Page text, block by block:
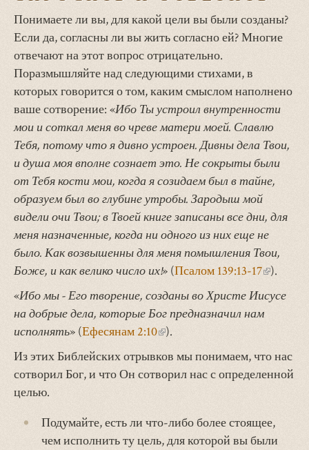
Понимаете ли вы, для какой цели вы были созданы?
Если да, согласны ли вы жить согласно ей? Многие
отвечают на этот вопрос отрицательно.
Поразмышляйте над следующими стихами, в
которых говорится о том, каким смыслом наполнено
ваше сотворение: «Ибо Ты устроил внутренности
мои и соткал меня во чреве матери моей. Славлю
Тебя, потому что я дивно устроен. Дивны дела Твои,
и душа моя вполне сознает это. Не сокрыты были
от Тебя кости мои, когда я созидаем был в тайне,
образуем был во глубине утробы. Зародыш мой
видели очи Твои; в Твоей книге записаны все дни, для
меня назначенные, когда ни одного из них еще не
было. Как возвышенны для меня помышления Твои,
Боже, и как велико число их!» (Псалом 139:13-17 ).
«Ибо мы - Его творение, созданы во Христе Иисусе
на добрые дела, которые Бог предназначил нам
исполнять» (Ефесянам 2:10(внешняя
).
Из этих Библейских отрывков мы понимаем, что нас
сотворил Бог, и что Он сотворил нас с определенной
целью.
Подумайте, есть ли что-либо более стоящее,
чем исполнить ту цель, для которой вы были